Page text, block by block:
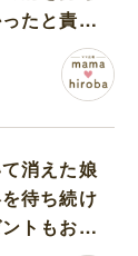
たと責め
消えた娘
待ち続け
トもお祝